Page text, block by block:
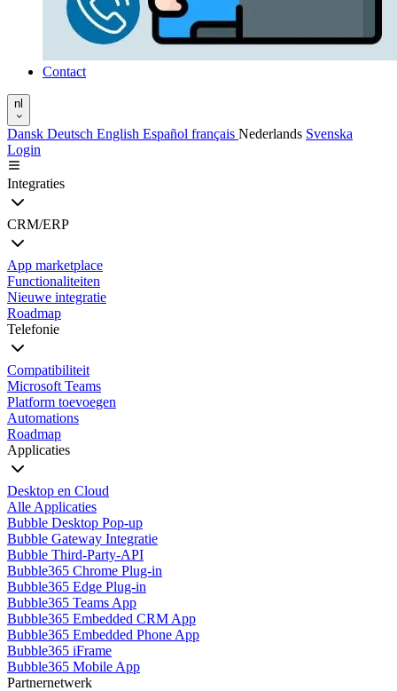
Contact
nl
Dansk Deutsch English Español français Nederlands Svenska
Login
Integraties
CRM/ERP
App marketplace
Functionaliteiten
Nieuwe integratie
Roadmap
Telefonie
Compatibiliteit
Microsoft Teams
Platform toevoegen
Automations
Roadmap
Applicaties
Desktop en Cloud
Alle Applicaties
Bubble Desktop Pop-up
Bubble Gateway Integratie
Bubble Third-Party-API
Bubble365 Chrome Plug-in
Bubble365 Edge Plug-in
Bubble365 Teams App
Bubble365 Embedded CRM App
Bubble365 Embedded Phone App
Bubble365 iFrame
Bubble365 Mobile App
Partnernetwerk